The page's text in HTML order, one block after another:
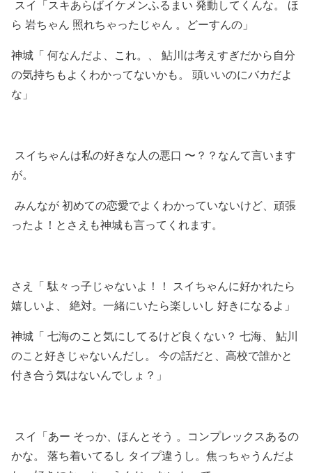
スイ「スキあらばイケメンふるまい 発動してくんな。 ほ
ら 岩ちゃん 照れちゃったじゃん 。どーすんの」
神城「 何なんだよ、これ。、 鮎川は考えすぎだから自分
の気持ちもよくわかってないかも。 頭いいのにバカだよ
な」
スイちゃんは私の好きな人の悪口 〜？？なんて言います
が。
みんなが 初めての恋愛でよくわかっていないけど、頑張
ったよ！とさえも神城も言ってくれます。
さえ「 駄々っ子じゃないよ！！ スイちゃんに好かれたら
嬉しいよ、 絶対。一緒にいたら楽しいし 好きになるよ」
神城「 七海のこと気にしてるけど良くない？ 七海、 鮎川
のこと好きじゃないんだし。 今の話だと、高校で誰かと
付き合う気はないんでしょ？」
スイ「あー そっか、ほんとそう 。コンプレックスあるの
かな。 落ち着いてるし タイプ違うし。焦っちゃうんだよ